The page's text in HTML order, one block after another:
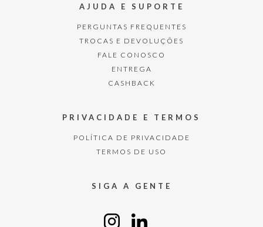
AJUDA E SUPORTE
PERGUNTAS FREQUENTES
TROCAS E DEVOLUÇÕES
FALE CONOSCO
ENTREGA
CASHBACK
PRIVACIDADE E TERMOS
POLÍTICA DE PRIVACIDADE
TERMOS DE USO
SIGA A GENTE